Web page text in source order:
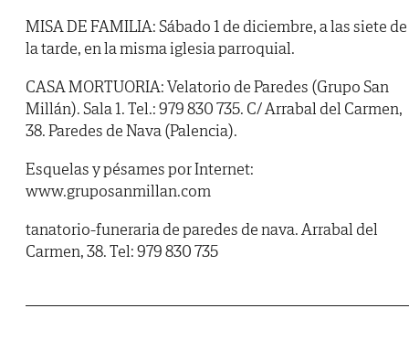
MISA DE FAMILIA: Sábado 1 de diciembre, a las siete de
la tarde, en la misma iglesia parroquial.
CASA MORTUORIA: Velatorio de Paredes (Grupo San
Millán). Sala 1. Tel.: 979 830 735. C/ Arrabal del Carmen,
38. Paredes de Nava (Palencia).
Esquelas y pésames por Internet:
www.gruposanmillan.com
tanatorio-funeraria de paredes de nava. Arrabal del
Carmen, 38. Tel: 979 830 735